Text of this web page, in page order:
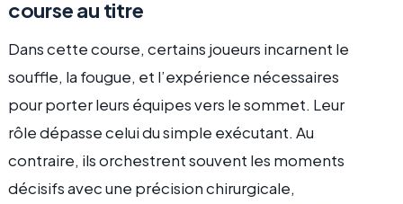
course au titre
Dans cette course, certains joueurs incarnent le
souffle, la fougue, et l’expérience nécessaires
pour porter leurs équipes vers le sommet. Leur
rôle dépasse celui du simple exécutant. Au
contraire, ils orchestrent souvent les moments
décisifs avec une précision chirurgicale,